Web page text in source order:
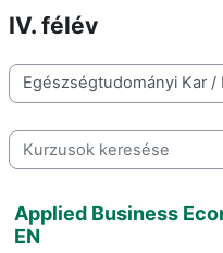
IV. félév
Kurzuskategóriák
Kurzusok keresése
Applied Business
EN